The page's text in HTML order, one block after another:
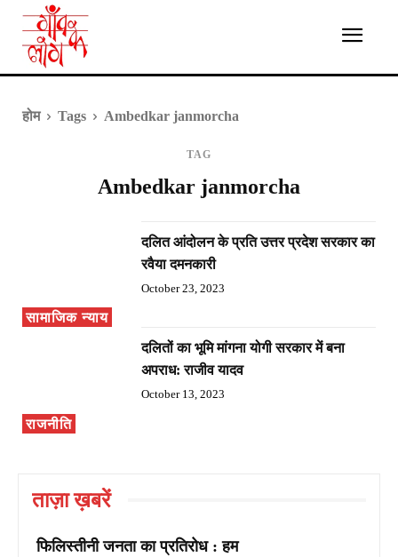
होम Tags Ambedkar janmorcha
TAG
Ambedkar janmorcha
सामाजिक न्याय
दलित आंदोलन के प्रति उत्तर प्रदेश सरकार का
रवैया दमनकारी
October 23, 2023
राजनीति
दलितों का भूमि मांगना योगी सरकार में बना
अपराध: राजीव यादव
October 13, 2023
ताज़ा ख़बरें
फिलिस्तीनी जनता का प्रतिरोध : हम